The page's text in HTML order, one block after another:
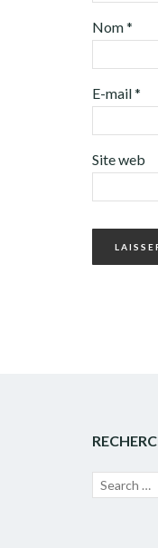
Nom*
E-mail*
Site web
Recherche